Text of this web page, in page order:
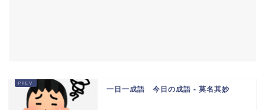
一日一成語 今日の成語 - 莫名其妙